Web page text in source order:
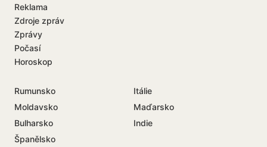
Reklama
Zdroje zpráv
Zprávy
Počasí
Horoskop
Rumunsko
Itálie
Moldavsko
Maďarsko
Bulharsko
Indie
Španělsko